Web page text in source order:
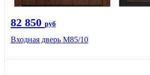
82 850 руб
Входная дверь M85/10